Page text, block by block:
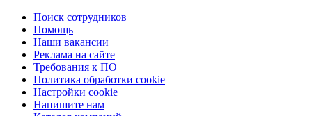
Поиск сотрудников
Помощь
Наши вакансии
Реклама на сайте
Требования к ПО
Политика обработки cookie
Настройки cookie
Напишите нам